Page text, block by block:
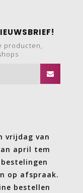
producten,
vrijdag van
april tem
op afspraak.
bestellen